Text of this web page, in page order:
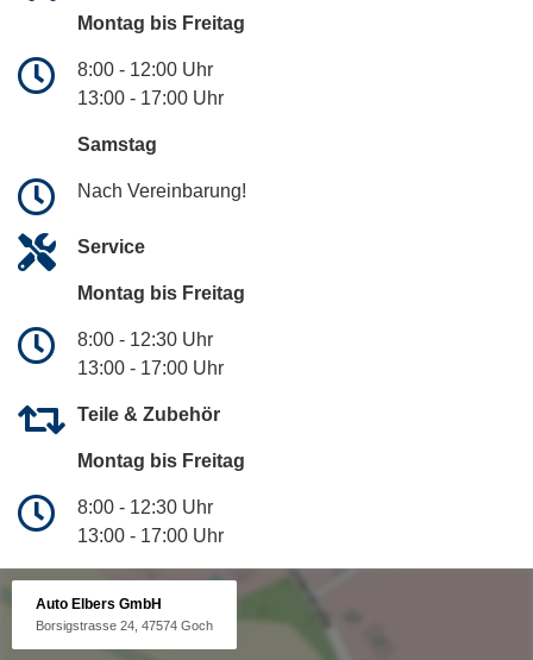
Montag bis Freitag
8:00 - 12:00 Uhr
13:00 - 17:00 Uhr
Samstag
Nach Vereinbarung!
Service
Montag bis Freitag
8:00 - 12:30 Uhr
13:00 - 17:00 Uhr
Teile & Zubehör
Montag bis Freitag
8:00 - 12:30 Uhr
13:00 - 17:00 Uhr
Auto Elbers GmbH
Borsigstrasse 24, 47574 Goch